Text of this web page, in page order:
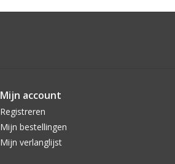
Mijn account
Registreren
Mijn bestellingen
Mijn verlanglijst